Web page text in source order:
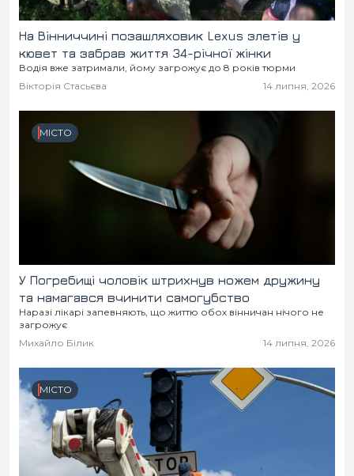
На Вінниччині позашляховик Lexus злетів у
кювет та забрав життя 34-річної жінки
Водія вже затримали, йому загрожує до 8 років тюрми
Вікторія Стасьєва
14 липня, 2026
МІСТО
У Погребищі чоловік штрихнув ножем дружину
та намагався вчинити самогубство
Наразі лікарі запевняють, що життю обох вінничан нічого не
загрожує
Михайло Білик
14 липня, 2026
МІСТО